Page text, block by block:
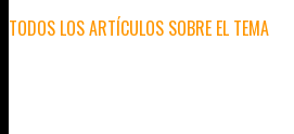
TODOS LOS ARTÍCULOS SOBRE EL TEMA